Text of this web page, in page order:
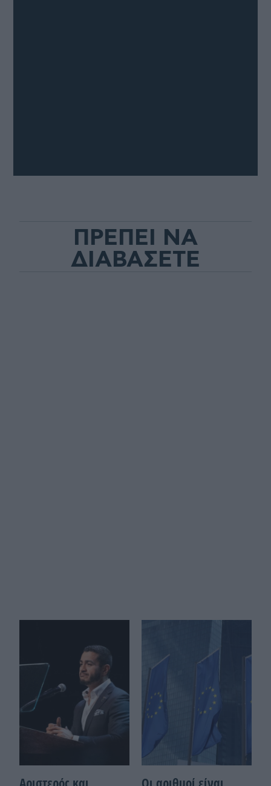
ΠΡΕΠΕΙ ΝΑ
ΔΙΑΒΑΣΕΤΕ